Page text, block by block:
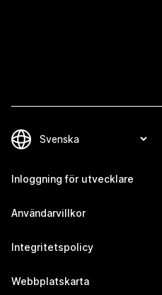
Inloggning för utvecklare
Användarvillkor
Integritetspolicy
Webbplatskarta